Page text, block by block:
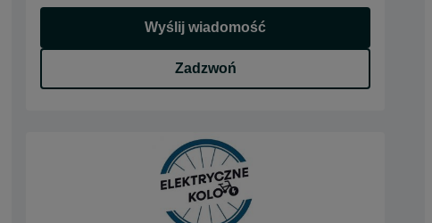
Wyślij wiadomość
Zadzwoń